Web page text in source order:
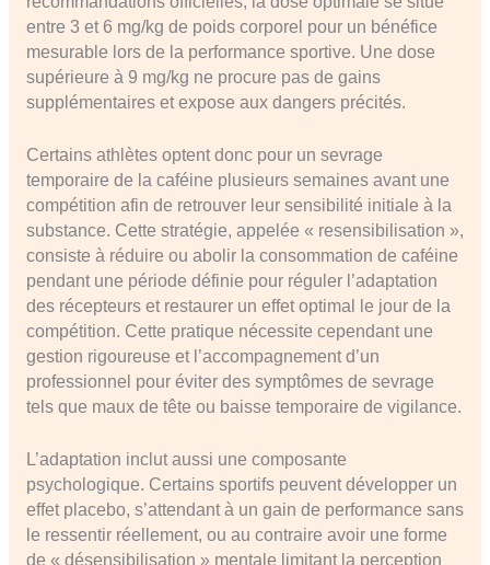
entre 3 et 6 mg/kg de poids corporel pour un bénéfice
mesurable lors de la performance sportive. Une dose
supérieure à 9 mg/kg ne procure pas de gains
supplémentaires et expose aux dangers précités.
Certains athlètes optent donc pour un sevrage
temporaire de la caféine plusieurs semaines avant une
compétition afin de retrouver leur sensibilité initiale à la
substance. Cette stratégie, appelée « resensibilisation »,
consiste à réduire ou abolir la consommation de caféine
pendant une période définie pour réguler l’adaptation
des récepteurs et restaurer un effet optimal le jour de la
compétition. Cette pratique nécessite cependant une
gestion rigoureuse et l’accompagnement d’un
professionnel pour éviter des symptômes de sevrage
tels que maux de tête ou baisse temporaire de vigilance.
L’adaptation inclut aussi une composante
psychologique. Certains sportifs peuvent développer un
effet placebo, s’attendant à un gain de performance sans
le ressentir réellement, ou au contraire avoir une forme
de « désensibilisation » mentale limitant la perception